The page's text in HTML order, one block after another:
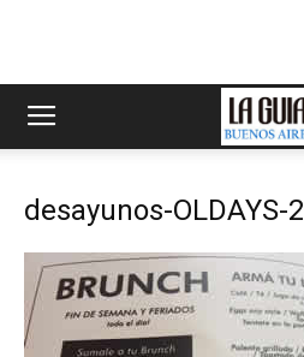
desayunos-OLDAYS-2